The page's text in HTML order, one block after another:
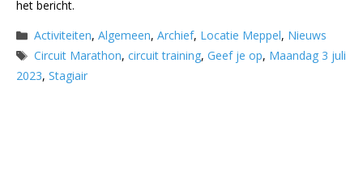
het bericht.
Categorieën
Activiteiten,Algemeen,Archief, Locatie Meppel, Nieuws
Tags
Circuit Marathon,circuit training,Geef je op, Maandag 3 juli
2023, Stagiair